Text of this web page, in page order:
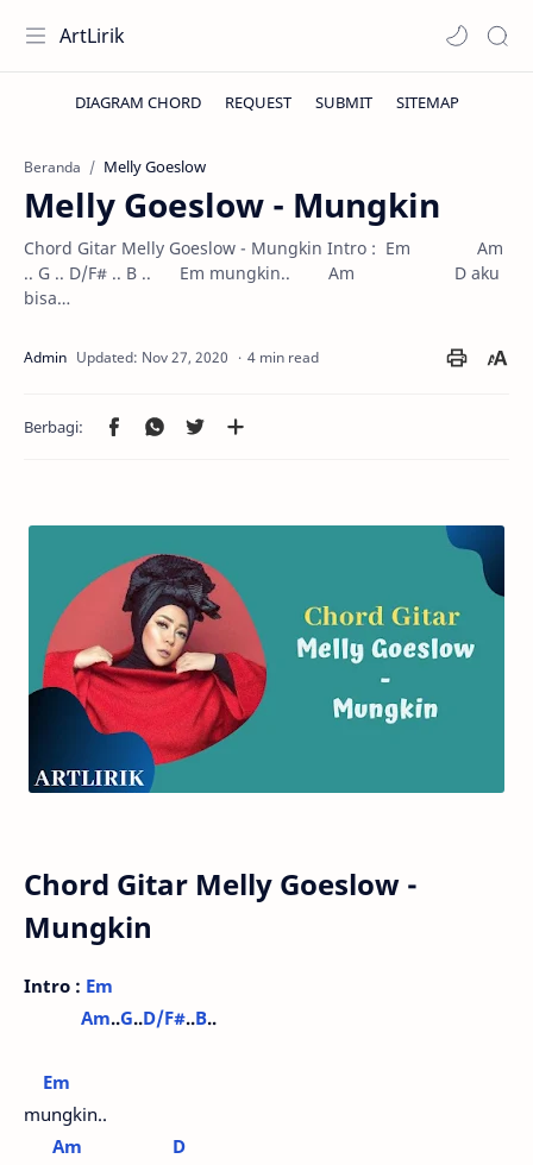
ArtLirik
Beranda Melly Goeslow
Melly Goeslow - Mungkin
Chord Gitar Melly Goeslow - Mungkin Intro : Em Am
.. G .. D/F# .. B .. Em mungkin.. Am D aku
bisa…
4 min read
Chord Gitar Melly Goeslow -
Mungkin
Intro : Em
Am..G..D/F#..B..
Em
mungkin..
Am
D